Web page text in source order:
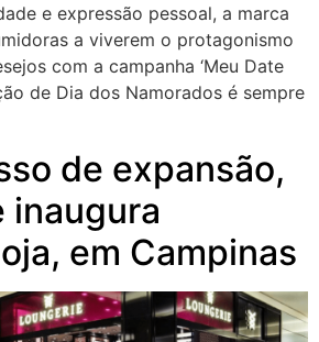
e expressão pessoal, a marca
a viverem o protagonismo
com a campanha ‘Meu Date
de Dia dos Namorados é sempre
de expansão,
inaugura
em Campinas